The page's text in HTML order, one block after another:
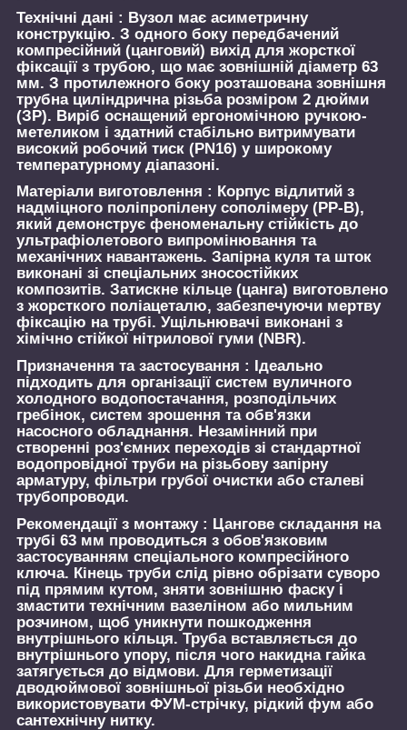
Технічні дані : Вузол має асиметричну
конструкцію. З одного боку передбачений
компресійний (цанговий) вихід для жорсткої
фіксації з трубою, що має зовнішній діаметр 63
мм. З протилежного боку розташована зовнішня
трубна циліндрична різьба розміром 2 дюйми
(ЗР). Виріб оснащений ергономічною ручкою-
метеликом і здатний стабільно витримувати
високий робочий тиск (PN16) у широкому
температурному діапазоні.
Матеріали виготовлення : Корпус відлитий з
надміцного поліпропілену сополімеру (PP-B),
який демонструє феноменальну стійкість до
ультрафіолетового випромінювання та
механічних навантажень. Запірна куля та шток
виконані зі спеціальних зносостійких
композитів. Затискне кільце (цанга) виготовлено
з жорсткого поліацеталю, забезпечуючи мертву
фіксацію на трубі. Ущільнювачі виконані з
хімічно стійкої нітрилової гуми (NBR).
Призначення та застосування : Ідеально
підходить для організації систем вуличного
холодного водопостачання, розподільчих
гребінок, систем зрошення та обв'язки
насосного обладнання. Незамінний при
створенні роз'ємних переходів зі стандартної
водопровідної труби на різьбову запірну
арматуру, фільтри грубої очистки або сталеві
трубопроводи.
Рекомендації з монтажу : Цангове складання на
трубі 63 мм проводиться з обов'язковим
застосуванням спеціального компресійного
ключа. Кінець труби слід рівно обрізати суворо
під прямим кутом, зняти зовнішню фаску і
змастити технічним вазеліном або мильним
розчином, щоб уникнути пошкодження
внутрішнього кільця. Труба вставляється до
внутрішнього упору, після чого накидна гайка
затягується до відмови. Для герметизації
дводюймової зовнішньої різьби необхідно
використовувати ФУМ-стрічку, рідкий фум або
сантехнічну нитку.